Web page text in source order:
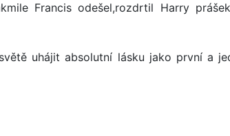
Francis odešel,rozdrtil Harry
uhájit absolutní lásku jako první a